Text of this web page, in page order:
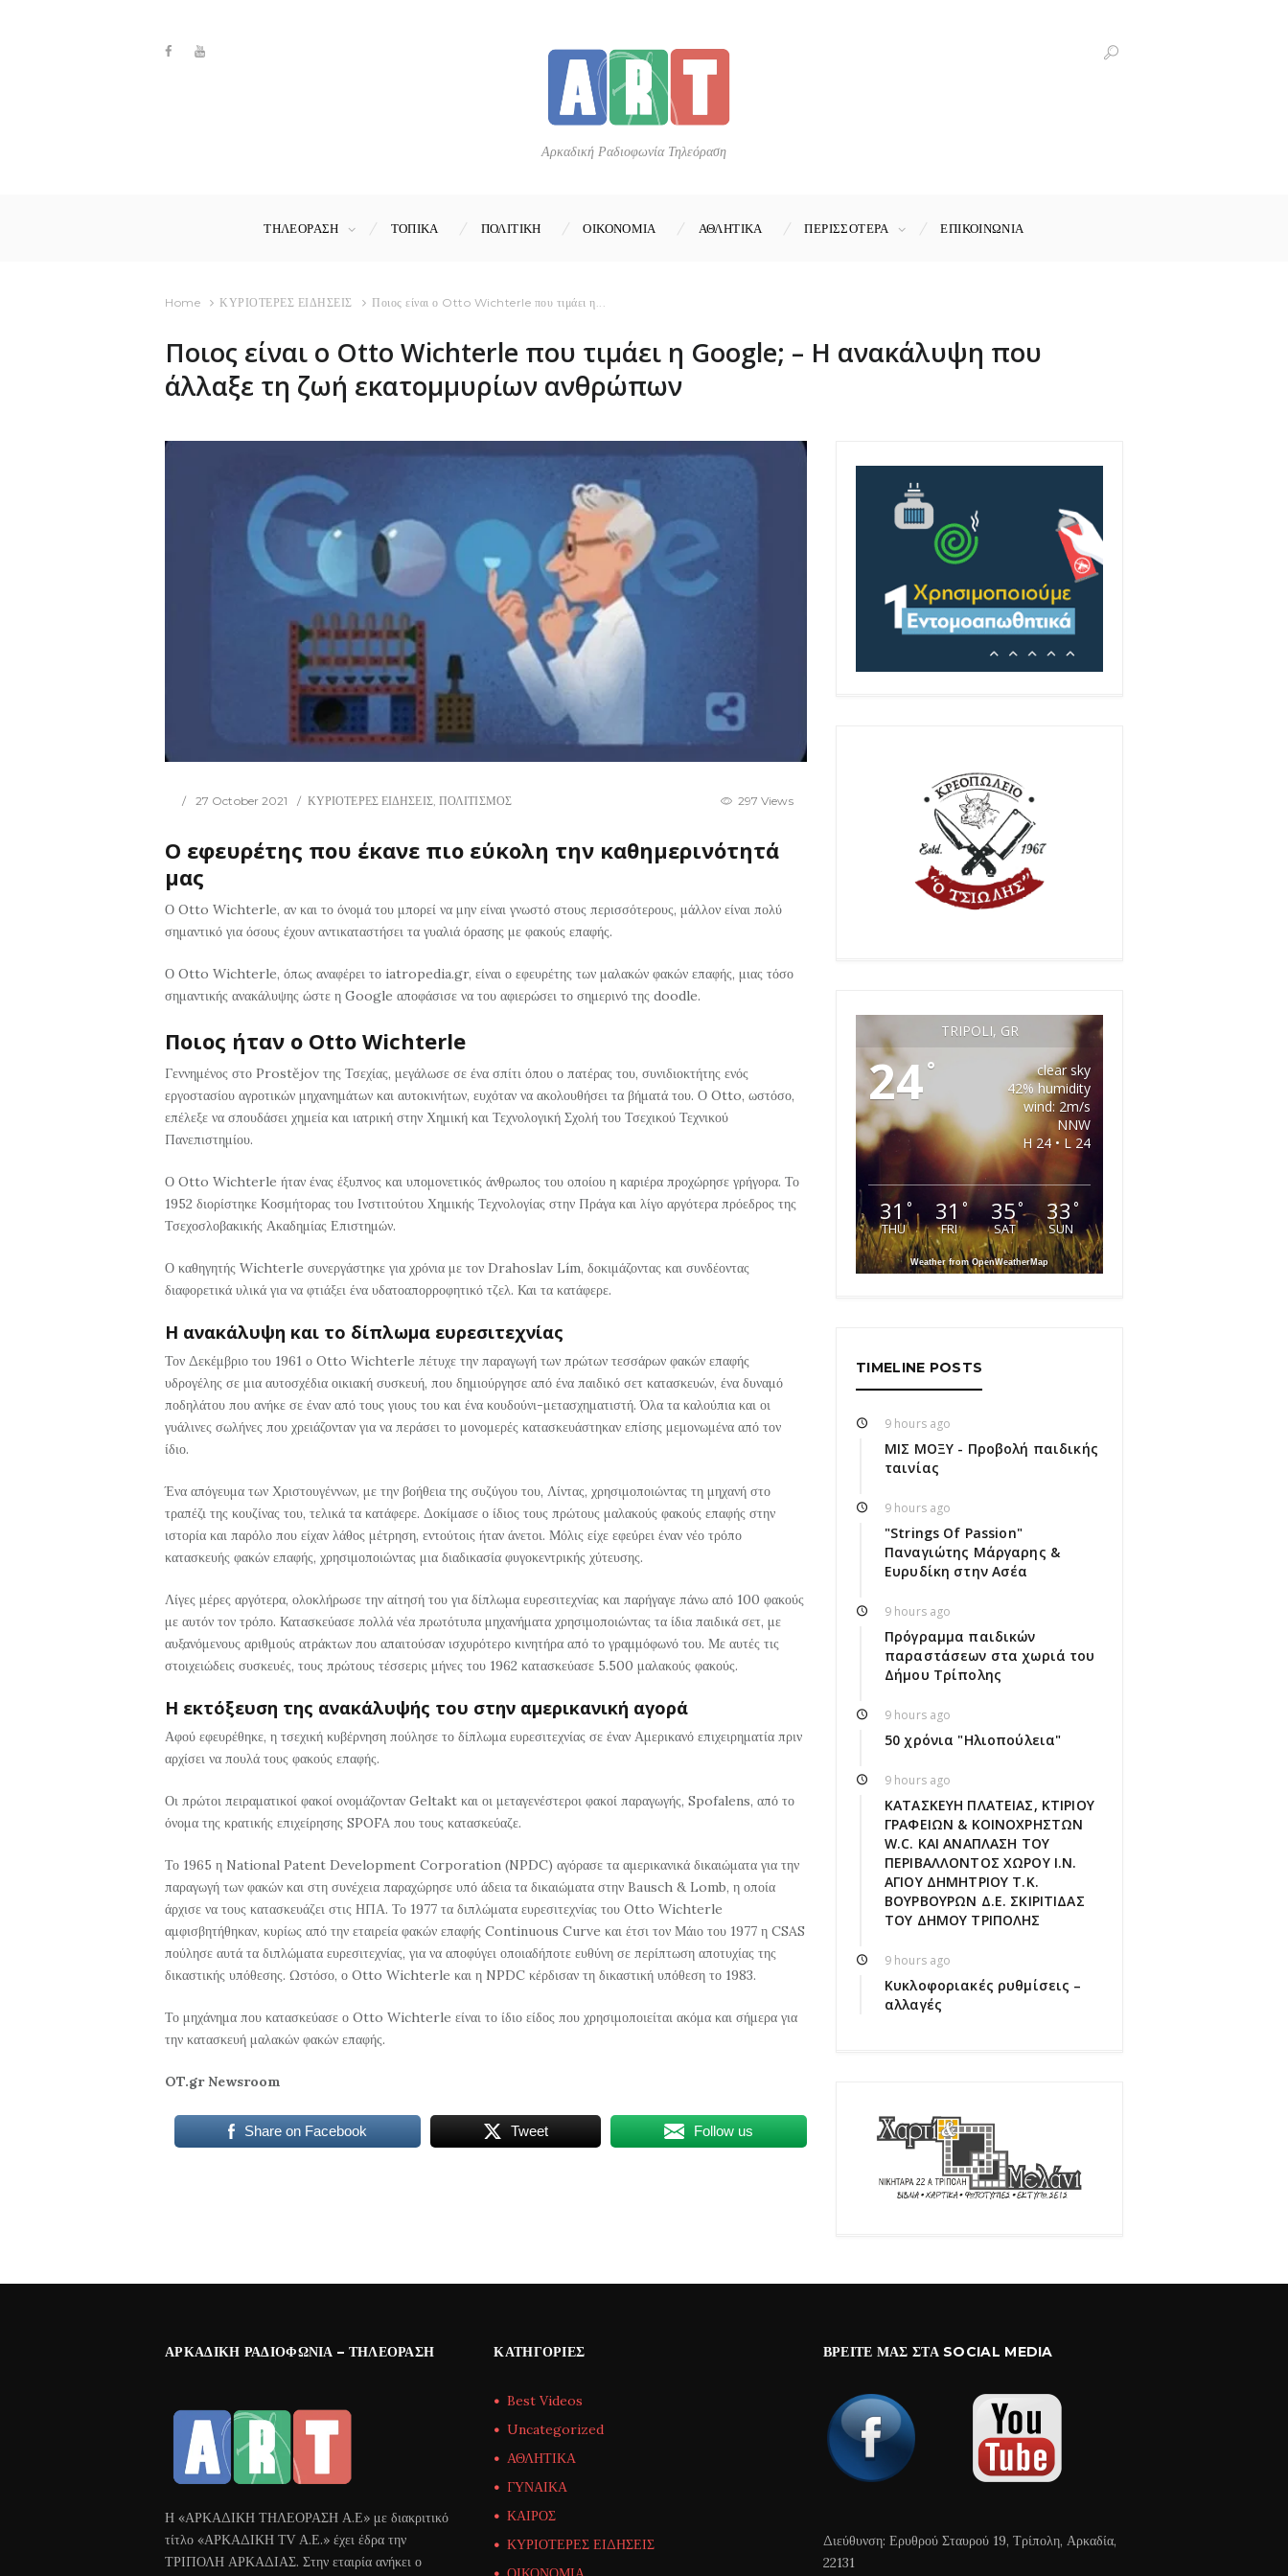
Αρκαδική Ραδιοφωνία Τηλεόραση
ΤΗΛΕΟΡΑΣΗ ΤΟΠΙΚΑ ΠΟΛΙΤΙΚΗ ΟΙΚΟΝΟΜΙΑ ΑΘΛΗΤΙΚΑ ΠΕΡΙΣΣΟΤΕΡΑ ΕΠΙΚΟΙΝΩΝΊΑ
Home ΚΥΡΙΟΤΕΡΕΣ ΕΙΔΗΣΕΙΣ Ποιος είναι ο Otto Wichterle που τιμάει η...
Ποιος είναι ο Otto Wichterle που τιμάει η Google; – Η ανακάλυψη που
άλλαξε τη ζωή εκατομμυρίων ανθρώπων
27 October 2021 ΚΥΡΙΟΤΕΡΕΣ ΕΙΔΗΣΕΙΣ, ΠΟΛΙΤΙΣΜΟΣ 297 Views
Ο εφευρέτης που έκανε πιο εύκολη την καθημερινότητά
μας
Ο Otto Wichterle, αν και το όνομά του μπορεί να μην είναι γνωστό στους περισσότερους, μάλλον είναι πολύ
σημαντικό για όσους έχουν αντικαταστήσει τα γυαλιά όρασης με φακούς επαφής.
Ο Otto Wichterle, όπως αναφέρει το iatropedia.gr, είναι ο εφευρέτης των μαλακών φακών επαφής, μιας τόσο
σημαντικής ανακάλυψης ώστε η Google αποφάσισε να του αφιερώσει το σημερινό της doodle.
Ποιος ήταν ο Otto Wichterle
Γεννημένος στο Prostějov της Τσεχίας, μεγάλωσε σε ένα σπίτι όπου ο πατέρας του, συνιδιοκτήτης ενός
εργοστασίου αγροτικών μηχανημάτων και αυτοκινήτων, ευχόταν να ακολουθήσει τα βήματά του. Ο Otto, ωστόσο,
επέλεξε να σπουδάσει χημεία και ιατρική στην Χημική και Τεχνολογική Σχολή του Τσεχικού Τεχνικού
Πανεπιστημίου.
Ο Otto Wichterle ήταν ένας έξυπνος και υπομονετικός άνθρωπος του οποίου η καριέρα προχώρησε γρήγορα. Το
1952 διορίστηκε Κοσμήτορας του Ινστιτούτου Χημικής Τεχνολογίας στην Πράγα και λίγο αργότερα πρόεδρος της
Τσεχοσλοβακικής Ακαδημίας Επιστημών.
Ο καθηγητής Wichterle συνεργάστηκε για χρόνια με τον Drahoslav Lím, δοκιμάζοντας και συνδέοντας
διαφορετικά υλικά για να φτιάξει ένα υδατοαπορροφητικό τζελ. Και τα κατάφερε.
Η ανακάλυψη και το δίπλωμα ευρεσιτεχνίας
Τον Δεκέμβριο του 1961 ο Otto Wichterle πέτυχε την παραγωγή των πρώτων τεσσάρων φακών επαφής
υδρογέλης σε μια αυτοσχέδια οικιακή συσκευή, που δημιούργησε από ένα παιδικό σετ κατασκευών, ένα δυναμό
ποδηλάτου που ανήκε σε έναν από τους γιους του και ένα κουδούνι-μετασχηματιστή. Όλα τα καλούπια και οι
γυάλινες σωλήνες που χρειάζονταν για να περάσει το μονομερές κατασκευάστηκαν επίσης μεμονωμένα από τον
ίδιο.
Ένα απόγευμα των Χριστουγέννων, με την βοήθεια της συζύγου του, Λίντας, χρησιμοποιώντας τη μηχανή στο
τραπέζι της κουζίνας του, τελικά τα κατάφερε. Δοκίμασε ο ίδιος τους πρώτους μαλακούς φακούς επαφής στην
ιστορία και παρόλο που είχαν λάθος μέτρηση, εντούτοις ήταν άνετοι. Μόλις είχε εφεύρει έναν νέο τρόπο
κατασκευής φακών επαφής, χρησιμοποιώντας μια διαδικασία φυγοκεντρικής χύτευσης.
Λίγες μέρες αργότερα, ολοκλήρωσε την αίτησή του για δίπλωμα ευρεσιτεχνίας και παρήγαγε πάνω από 100 φακούς
με αυτόν τον τρόπο. Κατασκεύασε πολλά νέα πρωτότυπα μηχανήματα χρησιμοποιώντας τα ίδια παιδικά σετ, με
αυξανόμενους αριθμούς ατράκτων που απαιτούσαν ισχυρότερο κινητήρα από το γραμμόφωνό του. Με αυτές τις
στοιχειώδεις συσκευές, τους πρώτους τέσσερις μήνες του 1962 κατασκεύασε 5.500 μαλακούς φακούς.
Η εκτόξευση της ανακάλυψής του στην αμερικανική αγορά
Αφού εφευρέθηκε, η τσεχική κυβέρνηση πούλησε το δίπλωμα ευρεσιτεχνίας σε έναν Αμερικανό επιχειρηματία πριν
αρχίσει να πουλά τους φακούς επαφής.
Οι πρώτοι πειραματικοί φακοί ονομάζονταν Geltakt και οι μεταγενέστεροι φακοί παραγωγής, Spofalens, από το
όνομα της κρατικής επιχείρησης SPOFA που τους κατασκεύαζε.
Το 1965 η National Patent Development Corporation (NPDC) αγόρασε τα αμερικανικά δικαιώματα για την
παραγωγή των φακών και στη συνέχεια παραχώρησε υπό άδεια τα δικαιώματα στην Bausch & Lomb, η οποία
άρχισε να τους κατασκευάζει στις ΗΠΑ. Το 1977 τα διπλώματα ευρεσιτεχνίας του Otto Wichterle
αμφισβητήθηκαν, κυρίως από την εταιρεία φακών επαφής Continuous Curve και έτσι τον Μάιο του 1977 η CSAS
πούλησε αυτά τα διπλώματα ευρεσιτεχνίας, για να αποφύγει οποιαδήποτε ευθύνη σε περίπτωση αποτυχίας της
δικαστικής υπόθεσης. Ωστόσο, ο Otto Wichterle και η NPDC κέρδισαν τη δικαστική υπόθεση το 1983.
Το μηχάνημα που κατασκεύασε ο Otto Wichterle είναι το ίδιο είδος που χρησιμοποιείται ακόμα και σήμερα για
την κατασκευή μαλακών φακών επαφής.
OT.gr Newsroom
Share on Facebook Tweet Follow us
TRIPOLI, GR
24°
clear sky
42% humidity
wind: 2m/s
NNW
H 24 • L 24
31 °
THU
31°
FRI
35°
SAT
33 °
SUN
Weather from OpenWeatherMap
TIMELINE POSTS
9 hours ago
ΜΙΣ ΜΟΞΥ - Προβολή παιδικής
ταινίας
9 hours ago
"Strings Of Passion"
Παναγιώτης Μάργαρης &
Ευρυδίκη στην Ασέα
9 hours ago
Πρόγραμμα παιδικών
παραστάσεων στα χωριά του
Δήμου Τρίπολης
9 hours ago
50 χρόνια "Ηλιοπούλεια"
9 hours ago
ΚΑΤΑΣΚΕΥΗ ΠΛΑΤΕΙΑΣ, ΚΤΙΡΙΟΥ
ΓΡΑΦΕΙΩΝ & ΚΟΙΝΟΧΡΗΣΤΩΝ
W.C. ΚΑΙ ΑΝΑΠΛΑΣΗ ΤΟΥ
ΠΕΡΙΒΑΛΛΟΝΤΟΣ ΧΩΡΟΥ Ι.Ν.
ΑΓΙΟΥ ΔΗΜΗΤΡΙΟΥ Τ.Κ.
ΒΟΥΡΒΟΥΡΩΝ Δ.Ε. ΣΚΙΡΙΤΙΔΑΣ
ΤΟΥ ΔΗΜΟΥ ΤΡΙΠΟΛΗΣ
9 hours ago
Κυκλοφοριακές ρυθμίσεις –
αλλαγές
ΑΡΚΑΔΙΚΉ ΡΑΔΙΟΦΩΝΊΑ – ΤΗΛΕΌΡΑΣΗ
Η «ΑΡΚΑΔΙΚΗ ΤΗΛΕΟΡΑΣΗ Α.Ε» με διακριτικό
τίτλο «ΑΡΚΑΔΙΚΗ ΤV Α.Ε.» έχει έδρα την
ΤΡΙΠΟΛΗ ΑΡΚΑΔΙΑΣ. Στην εταιρία ανήκει ο
ΚΑΤΗΓΟΡΊΕΣ
Best Videos
Uncategorized
ΑΘΛΗΤΙΚΑ
ΓΥΝΑΙΚΑ
ΚΑΙΡΟΣ
ΚΥΡΙΟΤΕΡΕΣ ΕΙΔΗΣΕΙΣ
ΒΡΕΊΤΕ ΜΑΣ ΣΤΑ SOCIAL MEDIA
Διεύθυνση: Ερυθρού Σταυρού 19, Τρίπολη, Αρκαδία,
22131